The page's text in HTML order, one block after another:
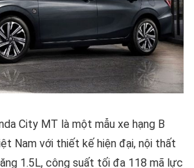
City MT là một mẫu xe hạng B
Nam với thiết kế hiện đại, nội thất
1.5L, công suất tối đa 118 mã lực